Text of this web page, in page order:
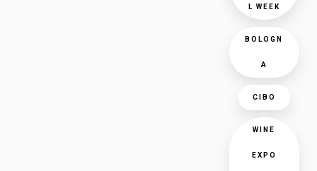
L WEEK
BOLOGN
A
CIBO
WINE
EXPO